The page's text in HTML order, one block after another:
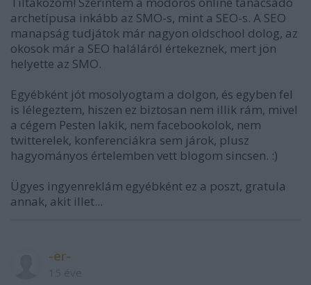
archetípusa inkább az SMO-s, mint a SEO-s. A SEO
manapság tudjátok már nagyon oldschool dolog, az
okosok már a SEO haláláról értekeznek, mert jön
helyette az SMO.
Egyébként jót mosolyogtam a dolgon, és egyben fel
is lélegeztem, hiszen ez biztosan nem illik rám, mivel
a cégem Pesten lakik, nem facebookolok, nem
twitterelek, konferenciákra sem járok, plusz
hagyományos értelemben vett blogom sincsen. :)
Ügyes ingyenreklám egyébként ez a poszt, gratula
annak, akit illet...
-er-